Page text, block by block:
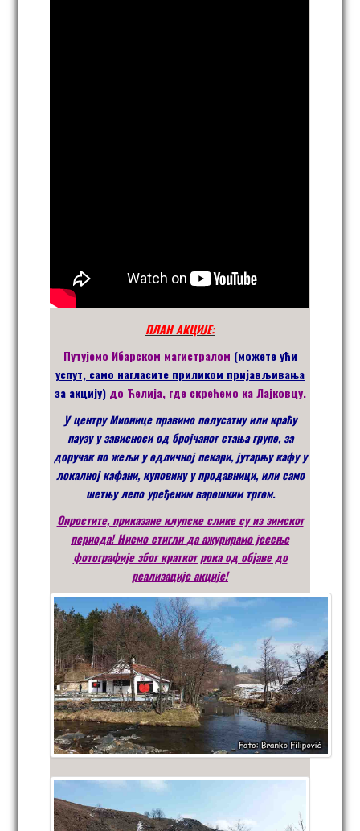
ПЛАН АКЦИЈЕ:
Путујемо Ибарском магистралом (можете ући
успут, само нагласите приликом пријављивања
за акцију)до Ћелија, где скрећемо ка Лајковцу.
У центру Мионице правимо полусатну или краћу
паузу у зависноси од бројчаног стања групе, за
доручак по жељи у одличној пекари, јутарњу кафу у
локалној кафани, куповину у продавници, или само
шетњу лепо уређеним варошким тргом.
Опростите, приказане клупске слике су из зимског
периода! Нисмо стигли да ажурирамо јесење
фотографије због кратког рока од објаве до
реализације акције!